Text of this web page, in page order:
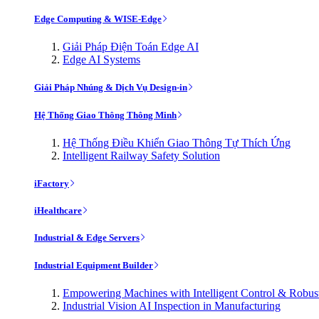
Edge Computing & WISE-Edge
Giải Pháp Điện Toán Edge AI
Edge AI Systems
Giải Pháp Nhúng & Dịch Vụ Design-in
Hệ Thống Giao Thông Thông Minh
Hệ Thống Điều Khiển Giao Thông Tự Thích Ứng
Intelligent Railway Safety Solution
iFactory
iHealthcare
Industrial & Edge Servers
Industrial Equipment Builder
Empowering Machines with Intelligent Control &
Industrial Vision AI Inspection in Manufacturing